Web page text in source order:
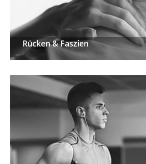
Rücken & Faszien
Rücken & Faszien